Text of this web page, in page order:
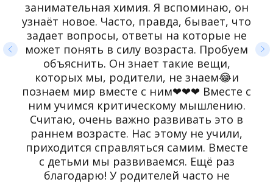
занимательная химия. Я вспоминаю, он
узнаёт новое. Часто, правда, бывает, что
задает вопросы, ответы на которые не
может понять в силу возраста. Пробуем
объяснить. Он знает такие вещи,
которых мы, родители, не знаем😂и
познаем мир вместе с ним❤❤❤ Вместе с
ним учимся критическому мышлению.
Считаю, очень важно развивать это в
раннем возрасте. Нас этому не учили,
приходится справляться самим. Вместе
с детьми мы развиваемся. Ещё раз
благодарю! У родителей часто не